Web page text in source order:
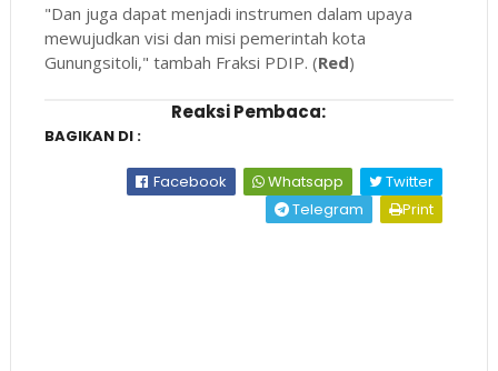
"Dan juga dapat menjadi instrumen dalam upaya
mewujudkan visi dan misi pemerintah kota
Gunungsitoli," tambah Fraksi PDIP. (Red)
Reaksi Pembaca:
BAGIKAN DI :
Facebook Whatsapp
Twitter
Telegram
Print